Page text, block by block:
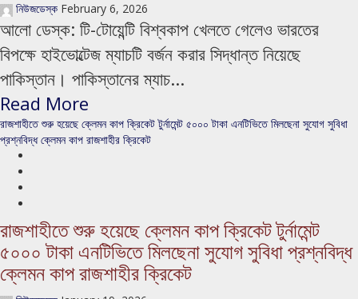
নিউজডেস্ক February 6, 2026
আলো ডেস্ক: টি-টোয়েন্টি বিশ্বকাপ খেলতে গেলেও ভারতের
বিপক্ষে হাইভোল্টেজ ম্যাচটি বর্জন করার সিদ্ধান্ত নিয়েছে
পাকিস্তান। পাকিস্তানের ম্যাচ...
Read More
রাজশাহীতে শুরু হয়েছে ক্লেমন কাপ ক্রিকেট টুর্নামেন্ট ৫০০০ টাকা এনটিভিতে মিলছেনা সুযোগ সুবিধা
প্রশ্নবিদ্ধ ক্লেমন কাপ রাজশাহীর ক্রিকেট
রাজশাহীতে শুরু হয়েছে ক্লেমন কাপ ক্রিকেট টুর্নামেন্ট
৫০০০ টাকা এনটিভিতে মিলছেনা সুযোগ সুবিধা প্রশ্নবিদ্ধ
ক্লেমন কাপ রাজশাহীর ক্রিকেট